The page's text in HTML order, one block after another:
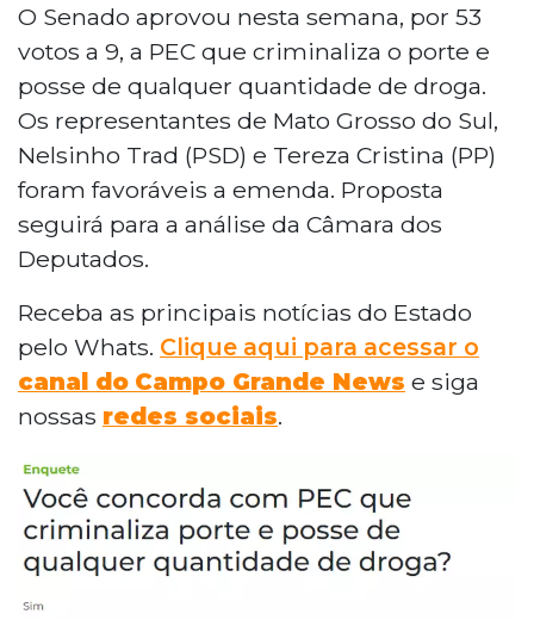
O Senado aprovou nesta semana, por 53
votos a 9, a PEC que criminaliza o porte e
posse de qualquer quantidade de droga.
Os representantes de Mato Grosso do Sul,
Nelsinho Trad (PSD) e Tereza Cristina (PP)
foram favoráveis a emenda. Proposta
seguirá para a análise da Câmara dos
Deputados.
Receba as principais notícias do Estado
pelo Whats. Clique aqui para acessar o
canal do Campo Grande News e siga
nossas redes sociais.